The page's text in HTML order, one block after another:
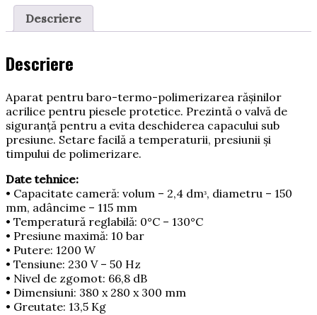
Descriere
Descriere
Aparat pentru baro-termo-polimerizarea răşinilor
acrilice pentru piesele protetice. Prezintă o valvă de
siguranţă pentru a evita deschiderea capacului sub
presiune. Setare facilă a temperaturii, presiunii şi
timpului de polimerizare.
Date tehnice:
• Capacitate cameră: volum – 2,4 dmᵌ, diametru – 150
mm, adâncime – 115 mm
• Temperatură reglabilă: 0°C – 130°C
• Presiune maximă: 10 bar
• Putere: 1200 W
• Tensiune: 230 V – 50 Hz
• Nivel de zgomot: 66,8 dB
• Dimensiuni: 380 x 280 x 300 mm
• Greutate: 13,5 Kg